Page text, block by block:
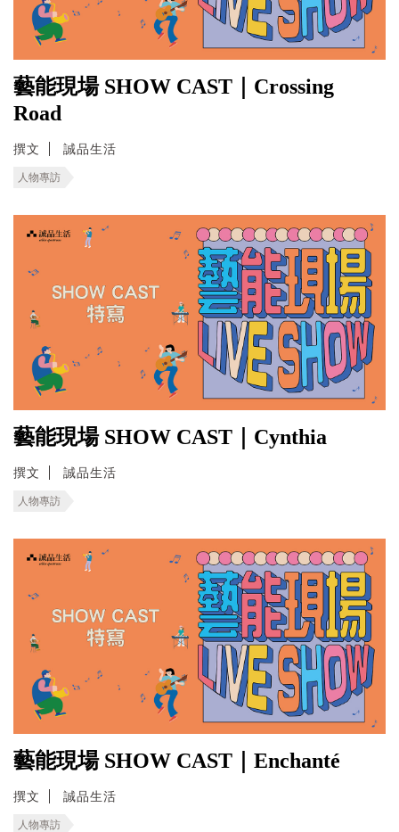
藝能現場 SHOW CAST｜Crossing
Road
撰文 誠品生活
人物專訪
藝能現場 SHOW CAST｜Cynthia
撰文 誠品生活
人物專訪
藝能現場 SHOW CAST｜Enchanté
撰文 誠品生活
人物專訪